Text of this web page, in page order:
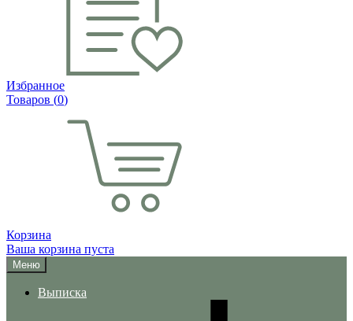
Избранное
Товаров (0)
Корзина
Ваша корзина пуста
Меню
Выписка